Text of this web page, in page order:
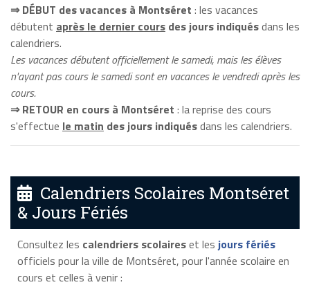
⇒ DÉBUT des vacances à Montséret : les vacances
débutent après le dernier cours des jours indiquésdans les
calendriers.
Les vacances débutent officiellement le samedi, mais les élèves
n'ayant pas cours le samedi sont en vacances le vendredi après les
cours.
⇒ RETOUR en cours à Montséret : la reprise des cours
s'effectue le matin des jours indiquésdans les calendriers.
Calendriers Scolaires Montséret
& Jours Fériés
Consultez les calendriers scolaireset les jours fériés
officiels pour la ville de Montséret, pour l'année scolaire en
cours et celles à venir :